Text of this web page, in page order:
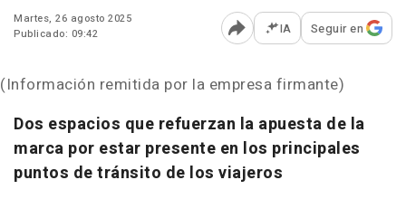
Martes, 26 agosto 2025
Publicado: 09:42
Abrir opciones para
IA Seguir en
(Información remitida por la empresa firmante)
Dos espacios que refuerzan la apuesta de la
marca por estar presente en los principales
puntos de tránsito de los viajeros